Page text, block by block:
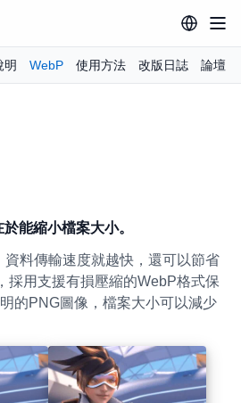
明 WebP 使用方法 改版日誌 論壇
能縮小檔案大小。
資料傳輸速度就越快，還可以節省
採用支援有損壓縮的WebP格式保
的PNG圖像，檔案大小可以減少